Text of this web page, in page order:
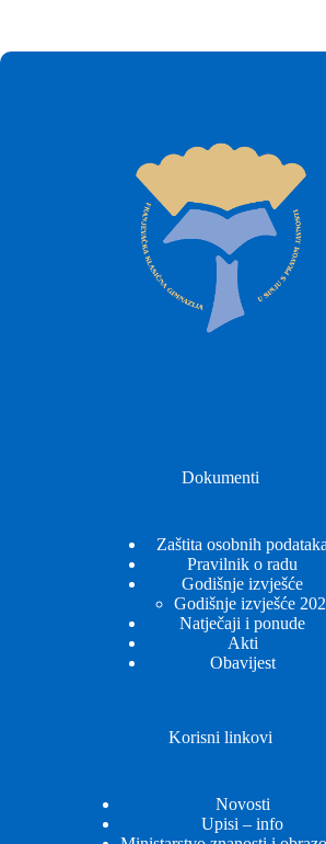
Dokumenti
Zaštita osobnih podataka
Pravilnik o radu
Godišnje izvješće
Godišnje izvješće
Natječaji i ponude
Akti
Obavijest
Korisni linkovi
Novosti
Upisi – info